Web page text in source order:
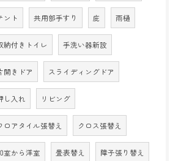
ント 共用部手すり 庇 雨樋
納付きトイレ 手洗い器新設
開きドア スライディングドア
し入れ リビング
ロアタイル張替え クロス張替え
室から洋室 畳表替え 障子張り替え